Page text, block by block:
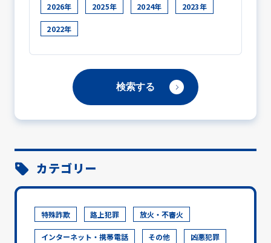
2026年 2025年 2024年 2023年
2022年
カテゴリー
特殊詐欺 路上犯罪 放火・不審火
インターネット・携帯電話 その他 凶悪犯罪